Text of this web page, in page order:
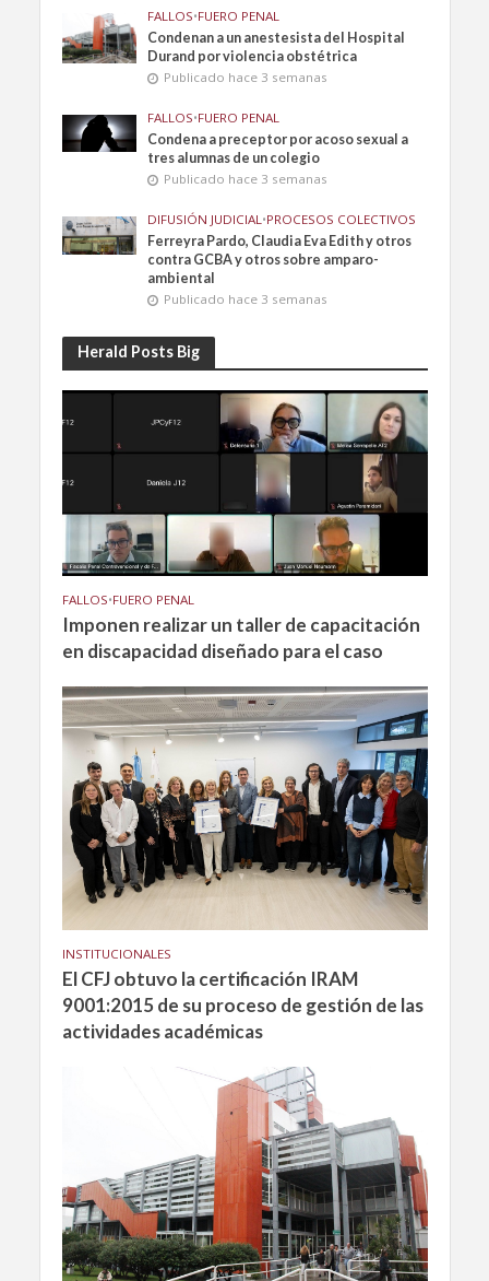
FALLOS•FUERO PENAL
Condenan a un anestesista del Hospital
Durand por violencia obstétrica
Publicado hace 3 semanas
FALLOS•FUERO PENAL
Condena a preceptor por acoso sexual a
tres alumnas de un colegio
Publicado hace 3 semanas
DIFUSIÓN JUDICIAL•PROCESOS COLECTIVOS
Ferreyra Pardo, Claudia Eva Edith y otros
contra GCBA y otros sobre amparo-
ambiental
Publicado hace 3 semanas
Herald Posts Big
FALLOS•FUERO PENAL
Imponen realizar un taller de capacitación
en discapacidad diseñado para el caso
INSTITUCIONALES
El CFJ obtuvo la certificación IRAM
9001:2015 de su proceso de gestión de las
actividades académicas